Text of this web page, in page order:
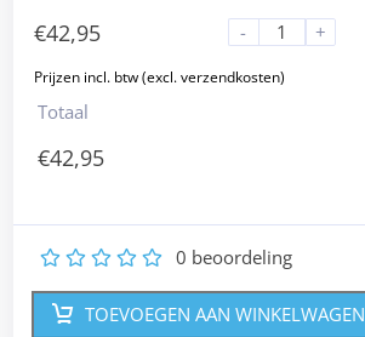
€42,95
-
+
Totaal
€42,95
5
4
3
2 0 beoordeling
TOEVOEGEN AAN WINKELWAGEN